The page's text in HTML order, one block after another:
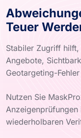
Teuer
Stabiler Zugriff
Angebote,
Geotargeting-
Nutzen Sie
Anzeigenprüfungen
wiederholbaren